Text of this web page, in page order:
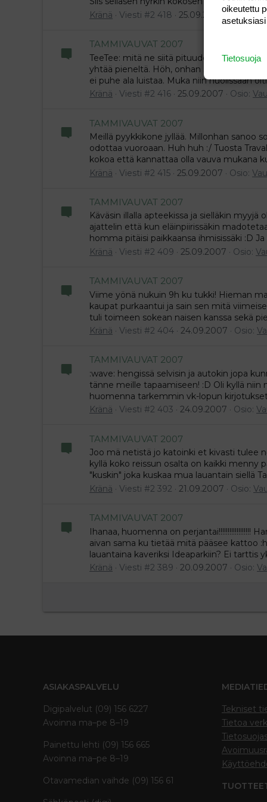
Kränä
Viesti #2 418 25.09.2007 Osio:
TAMMIVAUVAT 2007
TeeTee: mitä ne siitä pituudesta seuraa?
yhtää pieneltä. Höh, onhan se hyvä että
ei puhe ala luistaa. Muka niin huolissaan
Kränä
Viesti #2 416 25.09.2007 Osio:
TAMMIVAUVAT 2007
Meillä pyykkikone jyllää. Millonhan sanoo
odottaa vuoroaan. Huh huh :/ Tuosta
kokoa että kannattaa olla vauva mukana
Kränä
Viesti #2 415 25.09.2007 Osio:
TAMMIVAUVAT 2007
Käväsin illalla apteekissa ja sielläkin
ajattelin että kun eläinpiirissäkin
homma pitäisi paikkaansa ihmisissäki :D
Kränä
Viesti #2 409 25.09.2007 Osio:
TAMMIVAUVAT 2007
Viime yönä nukuin 9h ku tukki! Hieman
kaupat purkaantui ja sain sen mitä
tuli toimeen sokean naisen kanssa sekä
Kränä
Viesti #2 404 24.09.2007 Osio:
TAMMIVAUVAT 2007
:wave: hengissä selvisin ja autokin jopa
tänne meille tapaamiseen! :D Oli kyllä niin
huomenna tarkemmin vk-lopun
Kränä
Viesti #2 403 24.09.2007 Osio:
TAMMIVAUVAT 2007
Joo mä netistä jo katoinki et kivasti tulee
kyllä koko reissun osalta on kaikki menny
"kuskin" joka kuskaa mua lauantain siellä
Kränä
Viesti #2 392 21.09.2007 Osio:
TAMMIVAUVAT 2007
Ihanaa, huomenna on perjantai!!!!!!!!!!!!!!!!!!
aivan sama ku tietää mitä pääsee kattoo
lauantaina kaveriksi Ideaparkiin? Ei tarttis
Kränä
Viesti #2 389 20.09.2007 Osio:
ASIAKASPALVELU
Digipalvelut (09) 156 6227
Avoinna ma–pe 8–19
Painettu lehti (09) 156 665
Avoinna ma–pe 8–19
Otavamedian vaihde (09) 156 61
Tekniset
Tietoa
oikeutettu
Tietosuoja